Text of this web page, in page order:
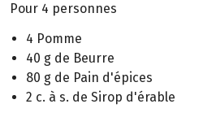
Pour 4 personnes
4 Pomme
40 g de Beurre
80 g de Pain d'épices
2 c. à s. de Sirop d'érable